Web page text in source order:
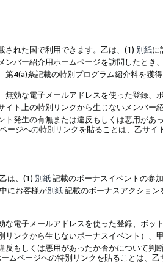
された国で利用できます。乙は、(1) 別紙に
バー紹介用ホームページを訪問したとき
第4(a)条記載の特別プログラム紹介料を獲得
効な電子メールアドレスを使った登録、
ト上の特別リンクから生じないメンバー
発生の有無または違反もしくは悪用があ
ージへの特別リンクを貼ることは、乙サ
は、(1) 別紙記載のボーナスイベントの参
にお客様が別紙記載のボーナスアクション
電子メールアドレスを使った登録、ボッ
ンクから生じないボーナスイベント）、
もしくは悪用があったか否かについて判断
ムページへの特別リンクを貼ることは、